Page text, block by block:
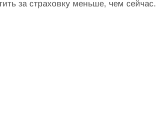
за страховку меньше, чем сейчас.